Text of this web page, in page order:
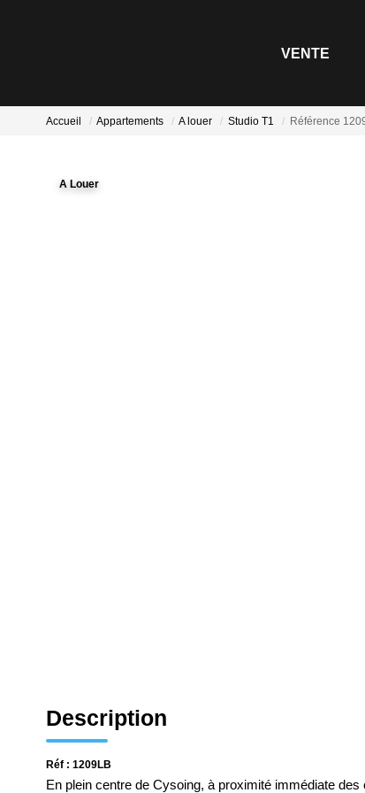
VENTE
Accueil Appartements A louer Studio T1 Référence
A Louer
Description
Réf : 1209LB
En plein centre de Cysoing, à proximité